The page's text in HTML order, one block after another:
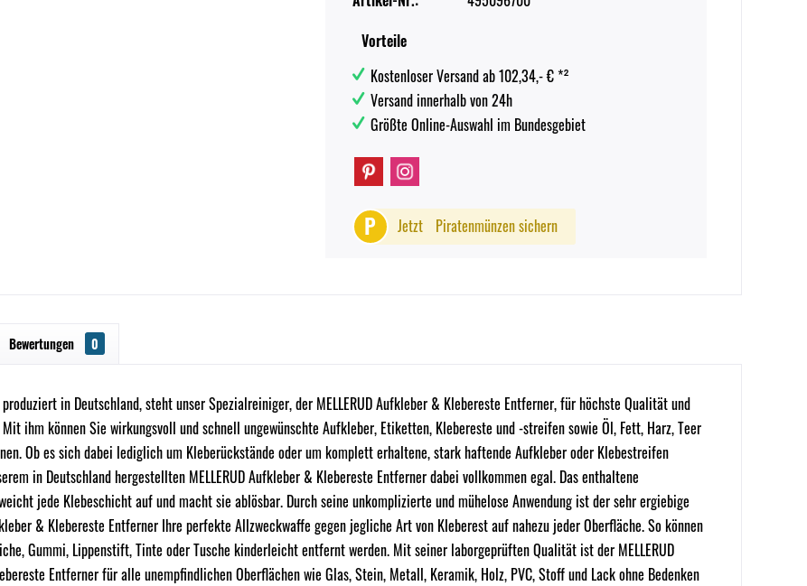
Vorteile
Kostenloser Versand ab 102,34,- € *²
Versand innerhalb von 24h
Größte Online-Auswahl im Bundesgebiet
P Jetzt Piratenmünzen sichern
Bewertungen 0
in Deutschland, steht unser Spezialreiniger, der MELLERUD Aufkleber & Klebereste Entferner, für höchste Qualität und
ihm können Sie wirkungsvoll und schnell ungewünschte Aufkleber, Etiketten, Klebereste und -streifen sowie Öl, Fett, Harz, Teer
Ob es sich dabei lediglich um Kleberückstände oder um komplett erhaltene, stark haftende Aufkleber oder Klebestreifen
in Deutschland hergestellten MELLERUD Aufkleber & Klebereste Entferner dabei vollkommen egal. Das enthaltene
jede Klebeschicht auf und macht sie ablösbar. Durch seine unkomplizierte und mühelose Anwendung ist der sehr ergiebige
& Klebereste Entferner Ihre perfekte Allzweckwaffe gegen jegliche Art von Kleberest auf nahezu jeder Oberfläche. So können
Gummi, Lippenstift, Tinte oder Tusche kinderleicht entfernt werden. Mit seiner laborgeprüften Qualität ist der MELLERUD
Entferner für alle unempfindlichen Oberflächen wie Glas, Stein, Metall, Keramik, Holz, PVC, Stoff und Lack ohne Bedenken